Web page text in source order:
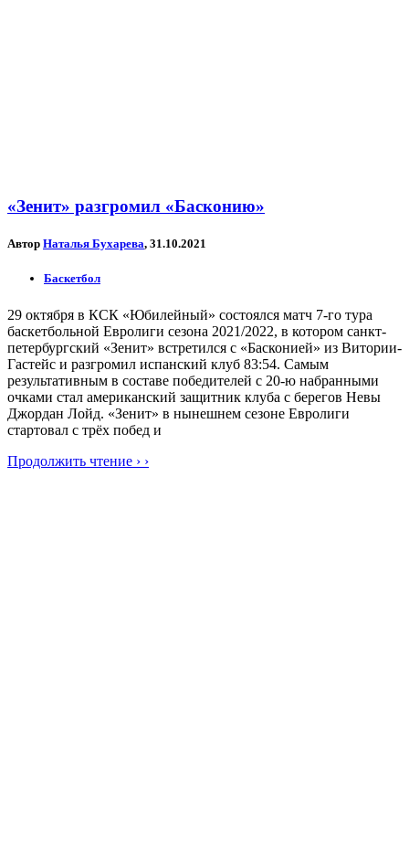
«Зенит» разгромил «Басконию»
Автор Наталья Бухарева, 31.10.2021
Баскетбол
29 октября в КСК «Юбилейный» состоялся матч 7-го тура
баскетбольной Евролиги сезона 2021/2022, в котором санкт-
петербургский «Зенит» встретился с «Басконией» из Витории-
Гастейс и разгромил испанский клуб 83:54. Самым
результативным в составе победителей с 20-ю набранными
очками стал американский защитник клуба с берегов Невы
Джордан Лойд. «Зенит» в нынешнем сезоне Евролиги
стартовал с трёх побед и
Продолжить чтение › ›